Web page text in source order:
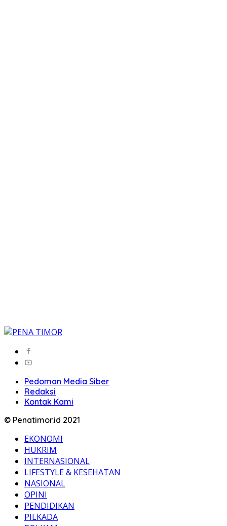
Pedoman Media Siber
Redaksi
Kontak Kami
© Penatimor.id 2021
EKONOMI
HUKRIM
INTERNASIONAL
LIFESTYLE & KESEHATAN
NASIONAL
OPINI
PENDIDIKAN
PILKADA